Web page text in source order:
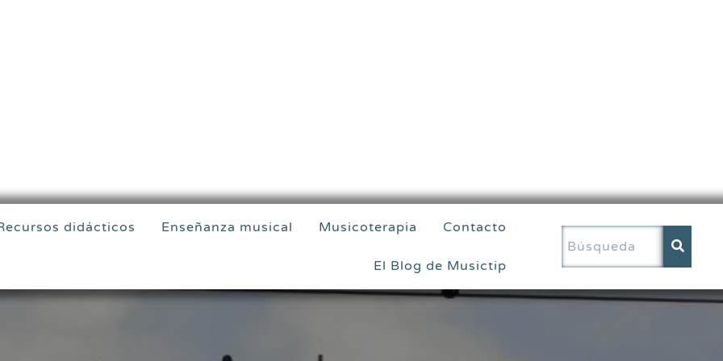
didácticos Enseñanza musical Musicoterapia Contacto
El Blog de Musictip